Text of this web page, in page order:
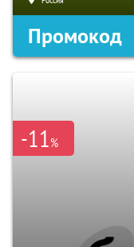
Промокод
-11%